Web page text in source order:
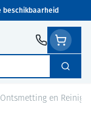
beschikbaarheid
Zoek
Ontsmetting en